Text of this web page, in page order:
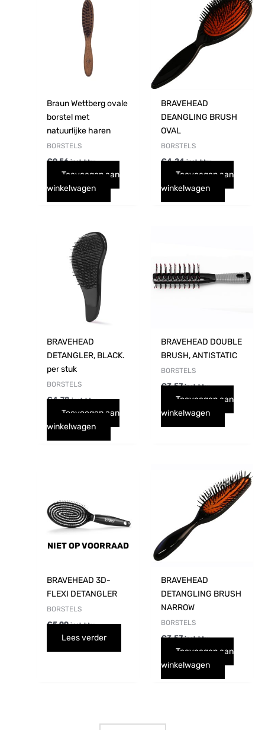
Braun Wettberg ovale
borstel met
natuurlijke haren
BORSTELS
€9,56 incl. btw
Toevoegen aan
winkelwagen
BRAVEHEAD
DEANGLING BRUSH
OVAL
BORSTELS
€4,24 incl. btw
Toevoegen aan
winkelwagen
BRAVEHEAD
DETANGLER, BLACK.
per stuk
BORSTELS
€4,78 incl. btw
Toevoegen aan
winkelwagen
BRAVEHEAD DOUBLE
BRUSH, ANTISTATIC
BORSTELS
€3,57 incl. btw
Toevoegen aan
winkelwagen
NIET OP VOORRAAD
BRAVEHEAD 3D-
FLEXI DETANGLER
BORSTELS
€5,99 incl. btw
Lees verder
BRAVEHEAD
DETANGLING BRUSH
NARROW
BORSTELS
€3,57 incl. btw
Toevoegen aan
winkelwagen